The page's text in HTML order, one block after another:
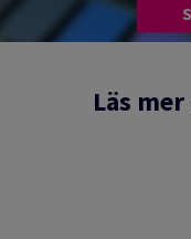
Läs